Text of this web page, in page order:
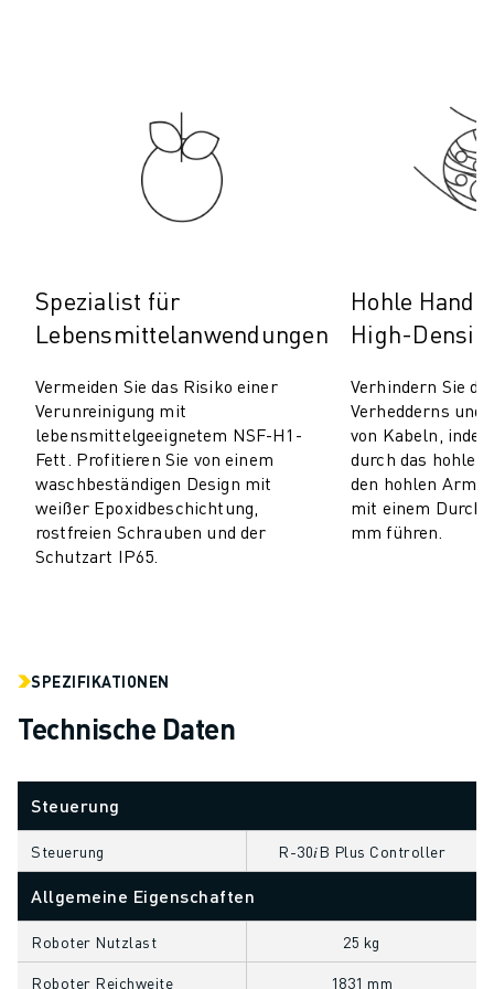
LUFT- UND RAUMFAHRT
ELEKTRISCHE FAHRZEUGE
KUNSTSTOFFE
LAGERHALTUNG, LOGISTIK, POST & PAKET
ALLE APPLIKATIONEN
5-ACHS-BEARBEITUNG
LICHTBOGENSCHWEISSEN
MONTAGE
CNC-SCHLEIFEN
CNC-FRÄSEN
MATERIALHANDHABUNG
LACKIEREN
PALETTIEREN
VISION INSPEKTION
DRAHTERODIERMASCHINE
FALLBEISPIELE
KUNDENDIENST
KUNDENBETREUUNG
FANUC PLANS
FIELD & WARTUNG
Spezialist für
Lebensmittelanwendungen
Vermeiden Sie das Risiko einer
Verunreinigung mit
lebensmittelgeeignetem NSF-H1-
Fett. Profitieren Sie von einem
waschbeständigen Design mit
weißer Epoxidbeschichtung,
rostfreien Schrauben und der
Schutzart IP65.
Hohle
High-
Verhindern Sie
Verhedderns und
von Kabeln,
durch das hohle
den hohlen Arm
mit einem
mm führen.
SPEZIFIKATIONEN
Technische Daten
Steuerung
Steuerung R-30𝑖B Plus Controller
Allgemeine Eigenschaften
Roboter Nutzlast 25 kg
Roboter Reichweite 1831 mm